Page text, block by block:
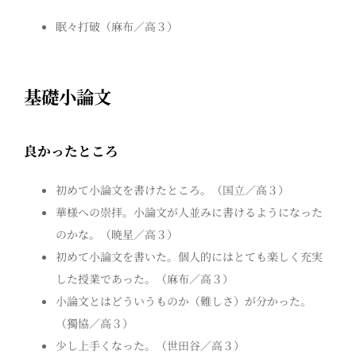
眠々打破（麻布／高３）
基礎小論文
良かったところ
初めて小論文を書けたところ。（国立／高３）
華様への崇拝。小論文が人並みに書けるようになった
のかな。（暁星／高３）
初めて小論文を書いた。個人的にはとても楽しく充実
した授業であった。（麻布／高３）
小論文とはどういうものか（難しさ）が分かった。
（獨協／高３）
少し上手くなった。（世田谷／高３）